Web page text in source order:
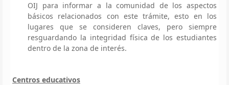
OIJ para informar a la comunidad de los aspectos
básicos relacionados con este trámite, esto en los
lugares que se consideren claves, pero siempre
resguardando la integridad física de los estudiantes
dentro de la zona de interés.
Centros educativos